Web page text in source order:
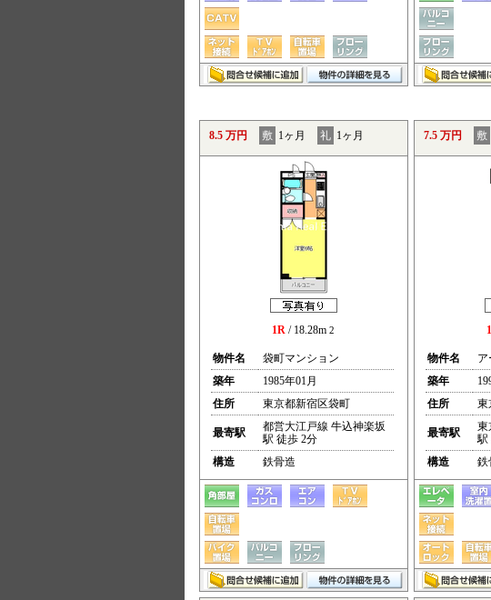
8.5 万円 敷 1ヶ月 礼 1ヶ月
1R / 18.28m 2
物件名
袋町マンション
築年
1985年01月
住所
東京都新宿区袋町
最寄駅
都営大江戸線 牛込神楽坂
駅 徒歩 2分
構造
鉄骨造
7.5 万円 敷
物件名
ア
築年
住所
東
最寄駅
東
駅
構造
鉄